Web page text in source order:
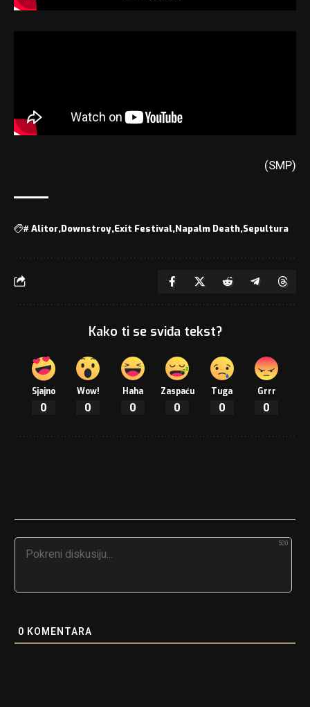
(SMP)
# Alitor Downstroy Exit Festival Napalm Death Sepultura
Kako ti se sviđa tekst?
Sjajno
0
Wow!
0
Haha
0
Zaspaću
0
Tuga
0
Grrr
0
500
0 KOMENTARA